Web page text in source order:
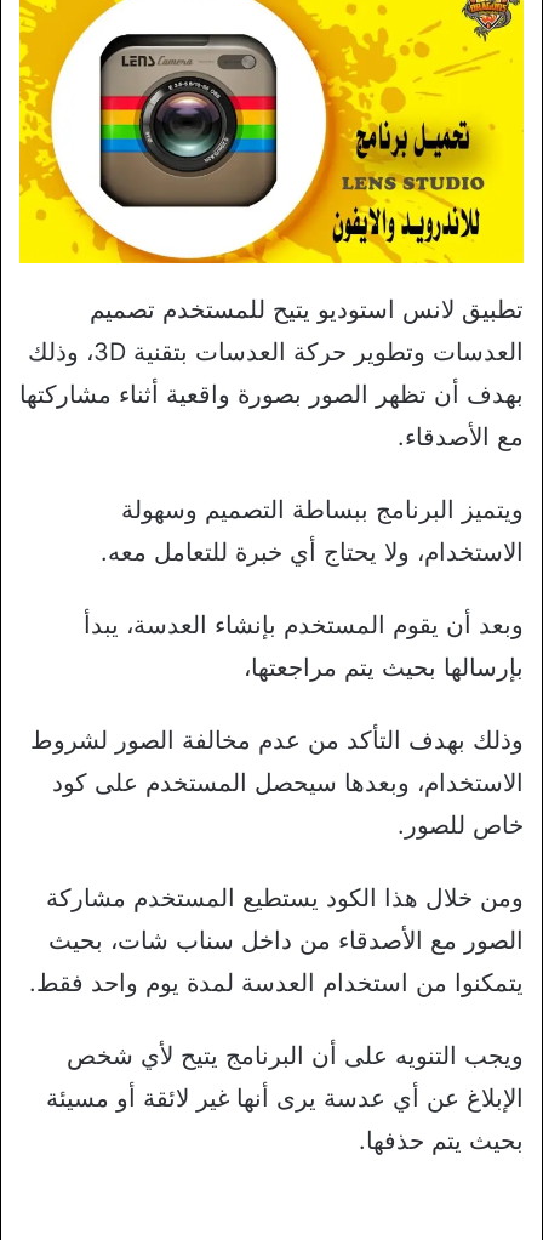
تطبيق لانس استوديو يتيح للمستخدم تصميم
العدسات وتطوير حركة العدسات بتقنية 3D، وذلك
بهدف أن تظهر الصور بصورة واقعية أثناء مشاركتها
مع الأصدقاء.
ويتميز البرنامج ببساطة التصميم وسهولة
الاستخدام، ولا يحتاج أي خبرة للتعامل معه.
وبعد أن يقوم المستخدم بإنشاء العدسة، يبدأ
بإرسالها بحيث يتم مراجعتها،
وذلك بهدف التأكد من عدم مخالفة الصور لشروط
الاستخدام، وبعدها سيحصل المستخدم على كود
خاص للصور.
ومن خلال هذا الكود يستطيع المستخدم مشاركة
الصور مع الأصدقاء من داخل سناب شات، بحيث
يتمكنوا من استخدام العدسة لمدة يوم واحد فقط.
ويجب التنويه على أن البرنامج يتيح لأي شخص
الإبلاغ عن أي عدسة يرى أنها غير لائقة أو مسيئة
بحيث يتم حذفها.